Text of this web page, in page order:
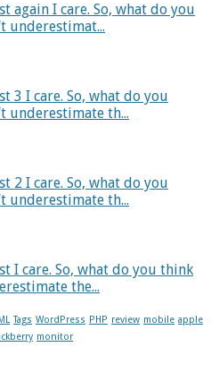
again I care. So, what do you
underestimat...
3 I care. So, what do you
underestimate th...
2 I care. So, what do you
underestimate th...
I care. So, what do you think
the...
Tags WordPress PHP review mobile apple
monitor